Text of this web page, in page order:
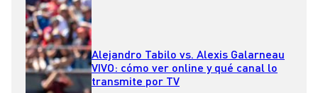
Alejandro Tabilo vs. Alexis Galarneau
VIVO: cómo ver online y qué canal lo
transmite por TV